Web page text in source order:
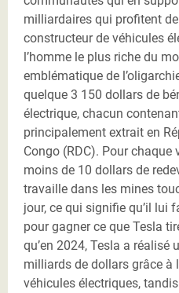
milliardaires qui profitent
constructeur de véhicules
l’homme le plus riche du
emblématique de
quelque 3 150 dollars de
électrique, chacun
principalement extrait en
Congo (RDC). Pour chaque
moins de 10 dollars de
travaille dans les mines
jour, ce qui signifie qu’il lui
pour gagner ce que Tesla
qu’en 2024, Tesla a réalisé
milliards de dollars grâce à
véhicules électriques,